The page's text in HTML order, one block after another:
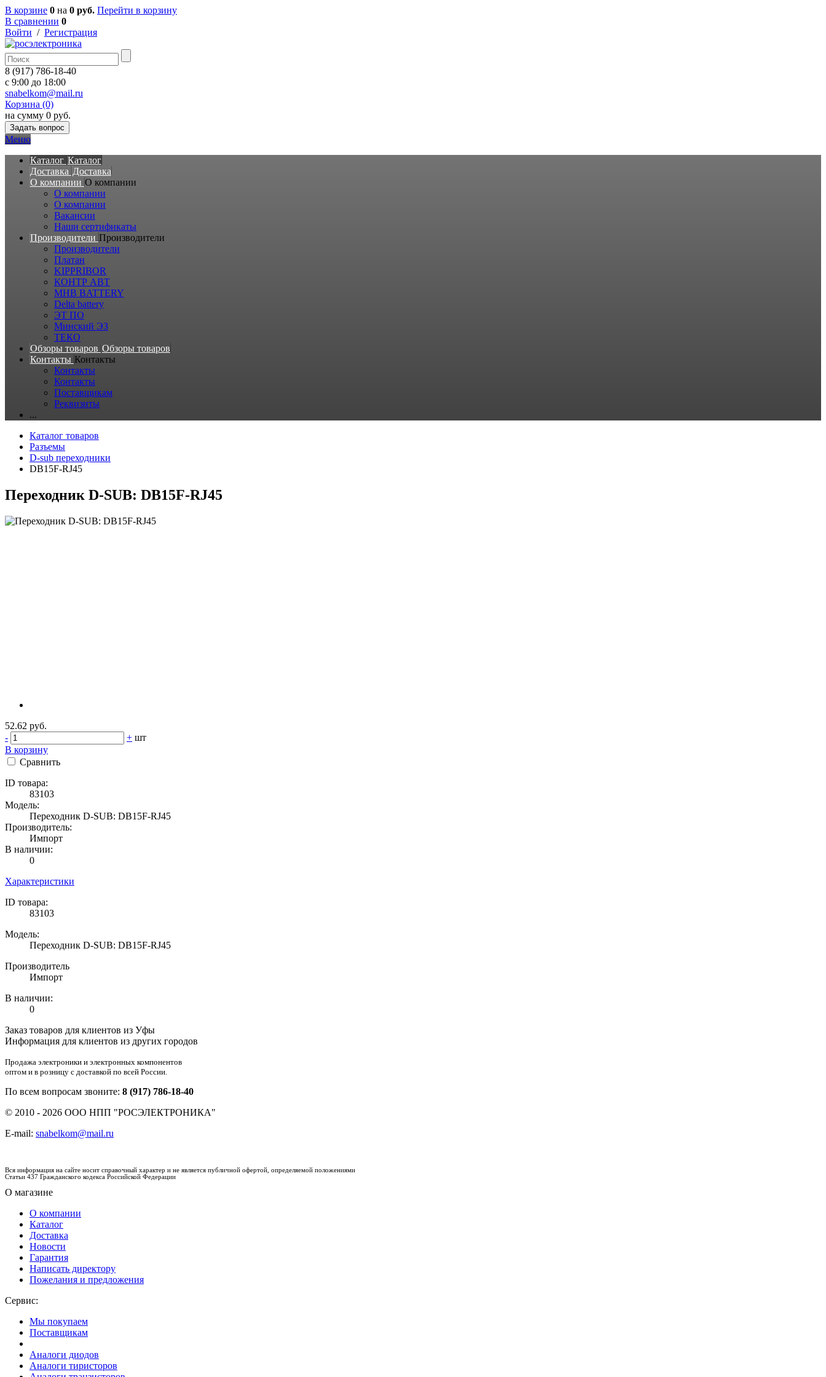
В корзине 0 на 0 руб. Перейти в корзину
В сравнении 0
Войти / Регистрация
8 (917) 786-18-40
c 9:00 до 18:00
snabelkom@mail.ru
Корзина (0)
на сумму 0 руб.
Задать вопрос
Меню
Каталог Каталог
Доставка Доставка
О компании О компании
О компании
О компании
Вакансии
Наши сертификаты
Производители Производители
Производители
Платан
KIPPRIBOR
КОНТР АВТ
MHB BATTERY
Delta battery
ЭT ПО
Минский ЭЗ
ТЕКО
Обзоры товаров Обзоры товаров
Контакты Контакты
Контакты
Контакты
Поставщикам
Реквизиты
...
Каталог товаров
Разъемы
D-sub переходники
DB15F-RJ45
Переходник D-SUB: DB15F-RJ45
52.62 руб.
-
+ шт
В корзину
Сравнить
ID товара:
83103
Модель:
Переходник D-SUB: DB15F-RJ45
Производитель:
Импорт
В наличии:
0
Характеристики
ID товара:
83103
Модель:
Переходник D-SUB: DB15F-RJ45
Производитель
Импорт
В наличии:
0
Заказ товаров для клиентов из Уфы
Информация для клиентов из других городов
Продажа электроники и электронных компонентов
оптом и в розницу с доставкой по всей России.
По всем вопросам звоните: 8 (917) 786-18-40
© 2010 - 2026 ООО НПП "РОСЭЛЕКТРОНИКА"
E-mail: snabelkom@mail.ru
Вся информация на сайте носит справочный характер и не является публичной офертой, определяемой положениями
Статьи 437 Гражданского кодекса Российской Федерации
О магазине
О компании
Каталог
Доставка
Новости
Гарантия
Написать директору
Пожелания и предложения
Сервис:
Мы покупаем
Поставщикам
Аналоги диодов
Аналоги тиристоров